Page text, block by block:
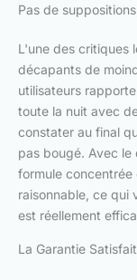
Pas de
L'une des critiques
décapants de
utilisateurs
toute la nuit avec
constater au final
pas bougé. Avec le
formule
raisonnable, ce qui
est réellement
La Garantie